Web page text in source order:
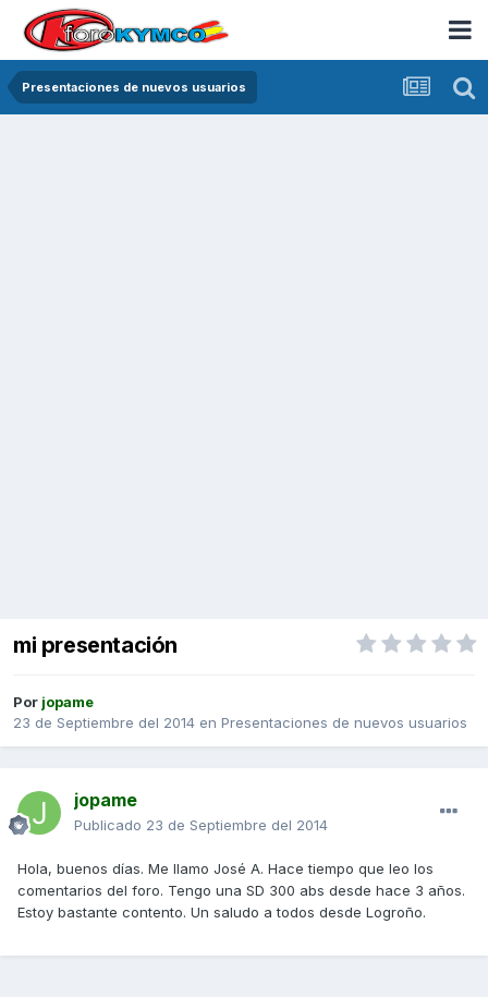
Presentaciones de nuevos usuarios
mi presentación
Por jopame
23 de Septiembre del 2014 en Presentaciones de nuevos usuarios
jopame
Publicado 23 de Septiembre del 2014
Hola, buenos días. Me llamo José A. Hace tiempo que leo los
comentarios del foro. Tengo una SD 300 abs desde hace 3 años.
Estoy bastante contento. Un saludo a todos desde Logroño.